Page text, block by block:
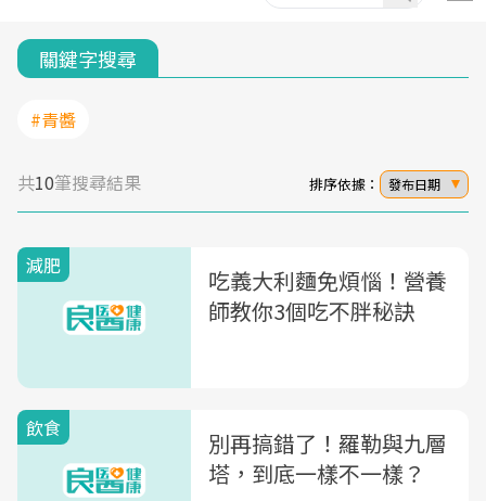
關鍵字搜尋
#青醬
共10筆搜尋結果 排序依據： 發布日期
減肥
吃義大利麵免煩惱！營養
師教你3個吃不胖秘訣
飲食
別再搞錯了！羅勒與九層
塔，到底一樣不一樣？